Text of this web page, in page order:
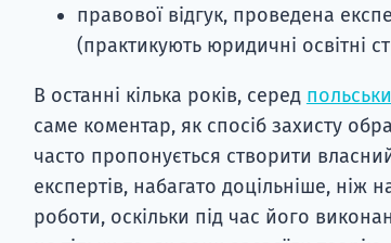
правової відгук, проведена
(практикують юридичні освітні
В останні кілька років, серед
саме коментар, як спосіб захисту
часто пропонується створити
експертів, набагато доцільніше, ніж
роботи, оскільки під час його